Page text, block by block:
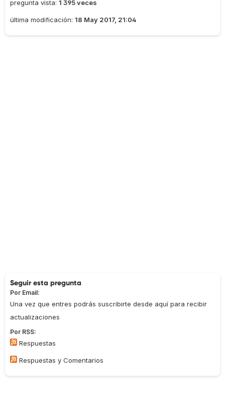
pregunta vista: 1 395 veces
última modificación: 18 May 2017, 21:04
Seguir esta pregunta
Por Email:
Una vez que entres podrás suscribirte desde aquí para recibir
actualizaciones
Por RSS:
Respuestas
Respuestas y Comentarios